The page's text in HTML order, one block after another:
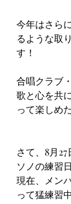
今年はさら
るような取
す！
合唱クラブ
歌と心を共
って楽しめ
さて、8月
ソノの練習
現在、メン
って猛練習